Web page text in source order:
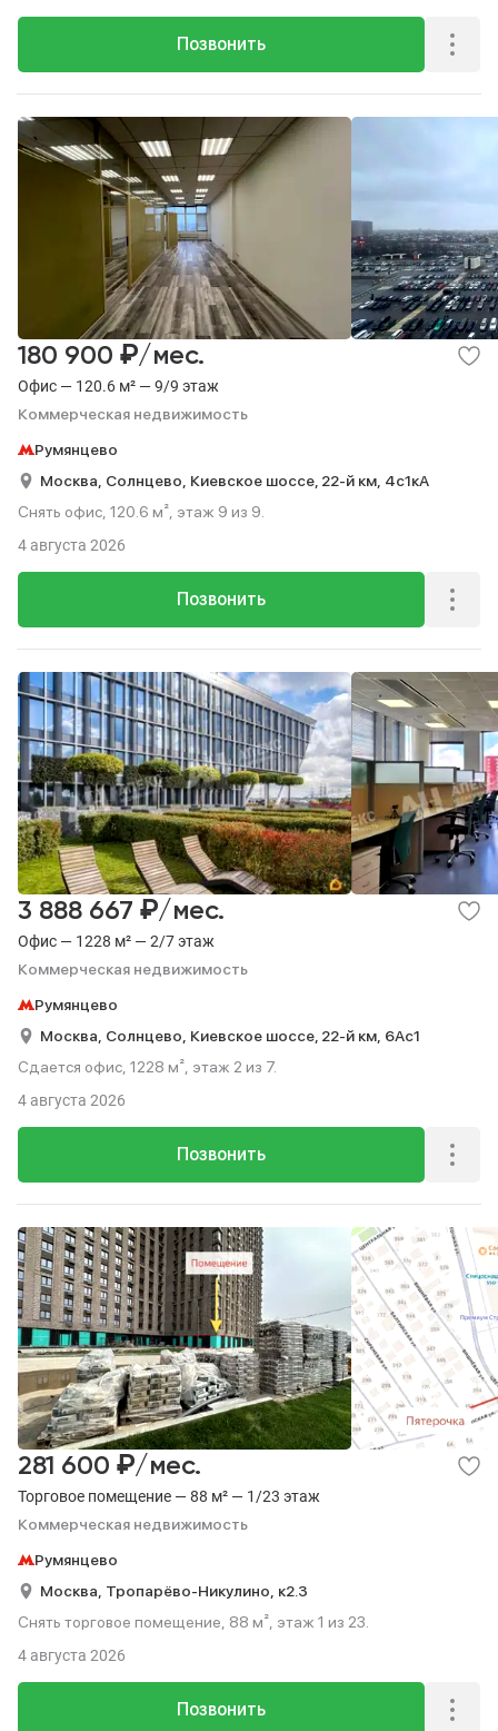
Позвонить
Офис — 120.6 м² — 9/9 этаж
Коммерческая недвижимость
180 900 ₽/мес.
Румянцево
Москва, Солнцево, Киевское шоссе, 22-й км, 4с1кА
Снять офис, 120.6 м², этаж 9 из 9.
Позвонить
4 августа 2026
Офис — 1228 м² — 2/7 этаж
Коммерческая недвижимость
3 888 667 ₽/мес.
Румянцево
Москва, Солнцево, Киевское шоссе, 22-й км, 6Ас1
Сдается офис, 1228 м², этаж 2 из 7.
Позвонить
4 августа 2026
Торговое помещение — 88 м² — 1/23 этаж
Коммерческая недвижимость
281 600 ₽/мес.
Румянцево
Москва, Тропарёво-Никулино, к2.3
Снять торговое помещение, 88 м², этаж 1 из 23.
Позвонить
4 августа 2026